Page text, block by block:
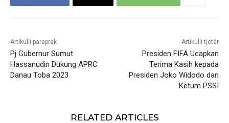
Artikulli paraprak
Pj Gubernur Sumut
Hassanudin Dukung APRC
Danau Toba 2023
Artikulli tjetër
Presiden FIFA Ucapkan
Terima Kasih kepada
Presiden Joko Widodo dan
Ketum PSSI
RELATED ARTICLES